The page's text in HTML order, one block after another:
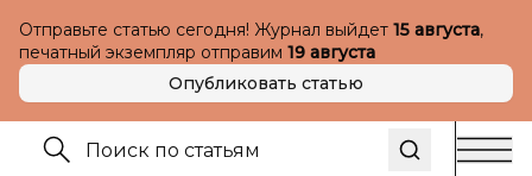
Отправьте статью сегодня! Журнал выйдет 15 августа,
печатный экземпляр отправим 19 августа
Опубликовать статью